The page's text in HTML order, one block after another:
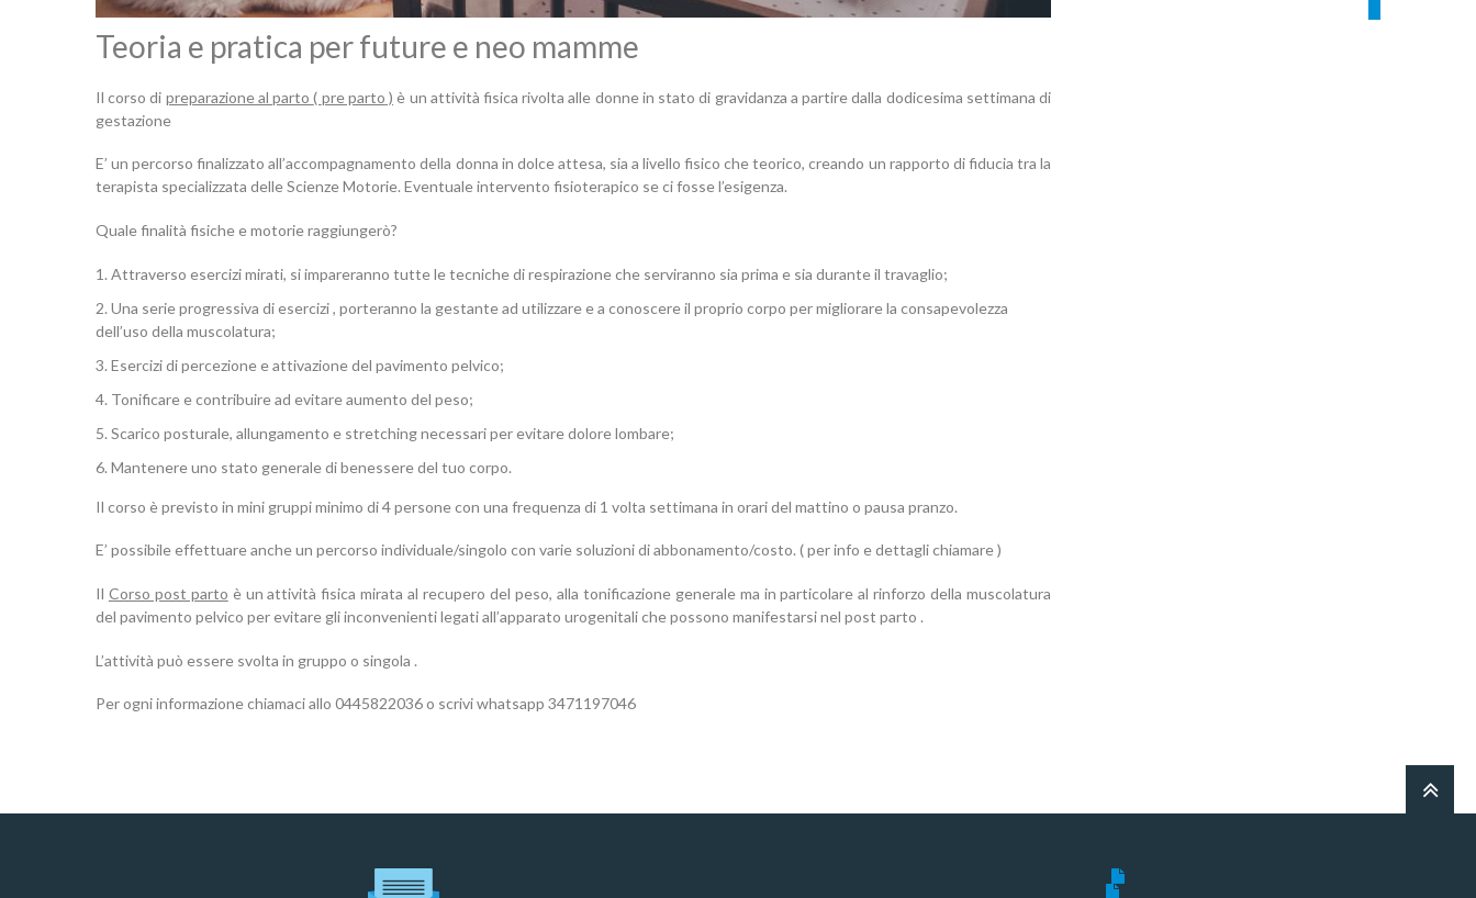
Teoria e pratica per future e neo mamme
Il corso di preparazione al parto( pre parto ) è un attività fisica rivolta alle donne in stato di gravidanza a partire dalla dodicesima settimana di
gestazione
E’ un percorso finalizzato all’accompagnamento della donna in dolce attesa, sia a livello fisico che teorico, creando un rapporto di fiducia tra la
terapista specializzata delle Scienze Motorie. Eventuale intervento fisioterapico se ci fosse l’esigenza.
Quale finalità fisiche e motorie raggiungerò?
Attraverso esercizi mirati, si impareranno tutte le tecniche di respirazione che serviranno sia prima e sia durante il travaglio;
Una serie progressiva di esercizi , porteranno la gestante ad utilizzare e a conoscere il proprio corpo per migliorare la consapevolezza
dell’uso della muscolatura;
Esercizi di percezione e attivazione del pavimento pelvico;
Tonificare e contribuire ad evitare aumento del peso;
Scarico posturale, allungamento e stretching necessari per evitare dolore lombare;
Mantenere uno stato generale di benessere del tuo corpo.
Il corso è previsto in mini gruppi minimo di 4 persone con una frequenza di 1 volta settimana in orari del mattino o pausa pranzo.
E’ possibile effettuare anche un percorso individuale/singolo con varie soluzioni di abbonamento/costo. ( per info e dettagli chiamare )
Il Corso post parto è un attività fisica mirata alrecupero del peso, alla tonificazione generalema in particolare al rinforzo dellamuscolatura
del pavimento pelvico per evitare gli inconvenienti legati all’apparato urogenitali che possono manifestarsi nel post parto .
L’attività può essere svolta in gruppo o singola .
Per ogni informazione chiamaci allo 0445822036 o scrivi whatsapp 3471197046